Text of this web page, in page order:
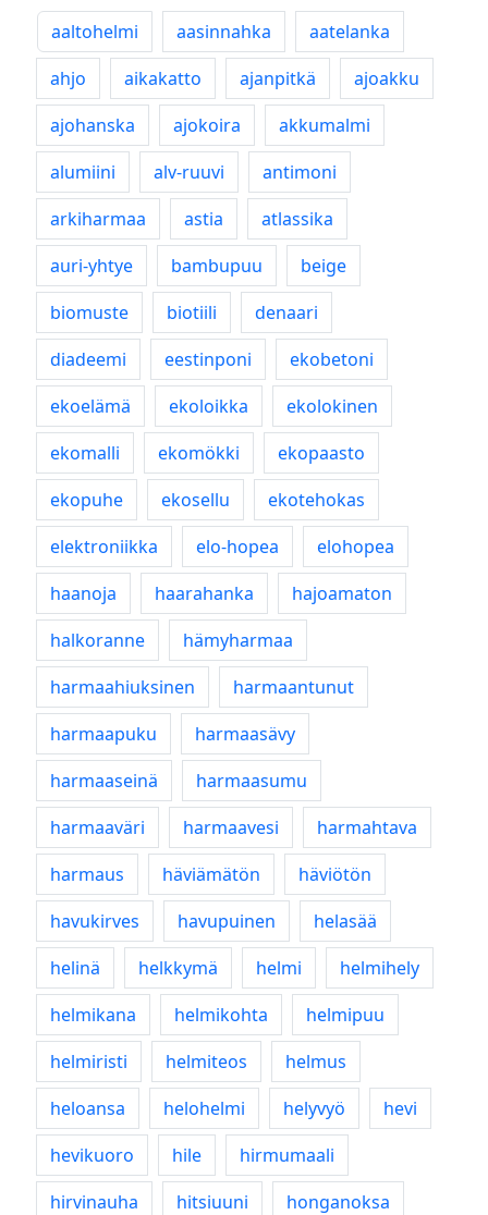
aaltohelmi aasinnahka
aatelanka
ahjo
aikakatto ajanpitkä
ajoakku
ajohanska
ajokoira
akkumalmi
alumiini
alv-ruuvi
antimoni
arkiharmaa
astia
atlassika
auri-yhtye
bambupuu
beige
biomuste
biotiili
denaari
diadeemi
eestinponi
ekobetoni
ekoelämä
ekoloikka
ekolokinen
ekomalli
ekomökki
ekopaasto
ekopuhe
ekosellu
ekotehokas
elektroniikka
elo-hopea
elohopea
haanoja
haarahanka
hajoamaton
halkoranne
hämyharmaa
harmaahiuksinen
harmaantunut
harmaapuku
harmaasävy
harmaaseinä
harmaasumu
harmaaväri
harmaavesi
harmahtava
harmaus
häviämätön
häviötön
havukirves
havupuinen
helasää
helinä
helkkymä helmi
helmihely
helmikana
helmikohta
helmipuu
helmiristi
helmiteos
helmus
heloansa
helohelmi helyvyö
hevi
hevikuoro
hile
hirmumaali
hirvinauha
hitsiuuni
honganoksa